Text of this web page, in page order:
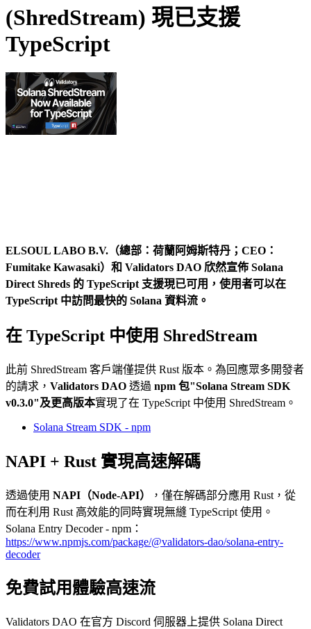
(ShredStream) 現已支援
TypeScript
ELSOUL LABO B.V.（總部：荷蘭阿姆斯特丹；CEO：
Fumitake Kawasaki）和 Validators DAO 欣然宣佈 Solana
Direct Shreds 的 TypeScript 支援現已可用，使用者可以在
TypeScript 中訪問最快的 Solana 資料流。
在 TypeScript 中使用 ShredStream
此前 ShredStream 客戶端僅提供 Rust 版本。為回應眾多開發者
的請求， Validators DAO 透過 npm 包"Solana Stream SDK
v0.3.0"及更高版本實現了在 TypeScript 中使用 ShredStream。
Solana Stream SDK - npm
NAPI + Rust 實現高速解碼
透過使用 NAPI（Node-API）
，僅在解碼部分應用 Rust，從
而在利用 Rust 高效能的同時實現無縫 TypeScript 使用。
Solana Entry Decoder - npm：
https://www.npmjs.com/package/@validators-dao/solana-entry-
decoder
免費試用體驗高速流
Validators DAO 在官方 Discord 伺服器上提供 Solana Direct